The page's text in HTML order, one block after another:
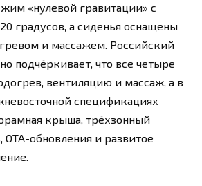
«нулевой гравитации» с
градусов, а сиденья оснащены
и массажем. Российский
подчёркивает, что все четыре
вентиляцию и массаж, а в
спецификациях
крыша, трёхзонный
обновления и развитое